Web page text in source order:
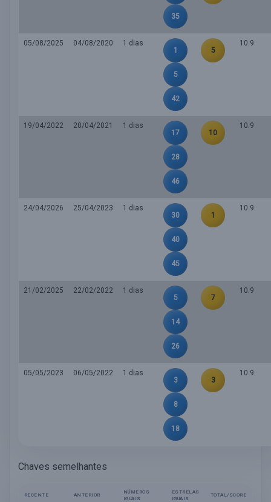
35
05/08/2025 04/08/2020
1 dias
1
5
42
5
10.9
19/04/2022 20/04/2021
1 dias
17
28
46
10
10.9
24/04/2026 25/04/2023
1 dias
30
40
45
1
10.9
21/02/2025 22/02/2022
1 dias
5
14
26
7
10.9
05/05/2023 06/05/2022
1 dias
3
8
18
3
10.9
Chaves semelhantes
RECENTE ANTERIOR
NÚMEROS
IGUAIS
ESTRELAS
IGUAIS
TOTAL/SCORE